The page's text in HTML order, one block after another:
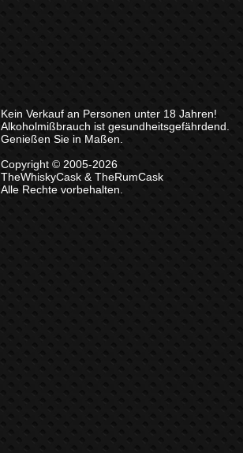
Kein Verkauf an Personen unter 18 Jahren!
Alkoholmißbrauch ist gesundheitsgefährdend.
Genießen Sie in Maßen.
Copyright © 2005-2026
TheWhiskyCask & TheRumCask
Alle Rechte vorbehalten.